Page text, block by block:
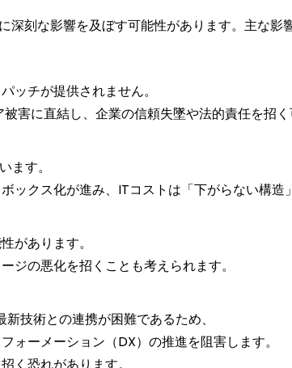
刻な影響を及ぼす可能性があります。主な影
ッチが提供されません。
害に直結し、企業の信頼失墜や法的責任を招く
ます。
ックス化が進み、ITコストは「下がらない構造
があります。
ジの悪化を招くことも考えられます。
技術との連携が困難であるため、
ォーメーション（DX）の推進を阻害します。